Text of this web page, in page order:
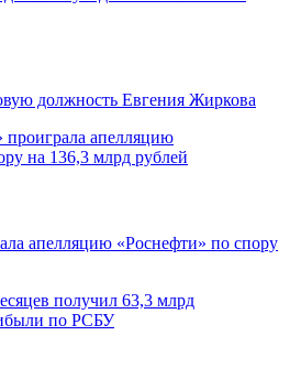
должность Евгения Жиркова
апелляцию «Роснефти» по спору